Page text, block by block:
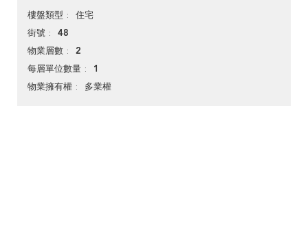
樓盤類型 住宅
街號 48
物業層數 2
每層單位數量 1
物業擁有權 多業權